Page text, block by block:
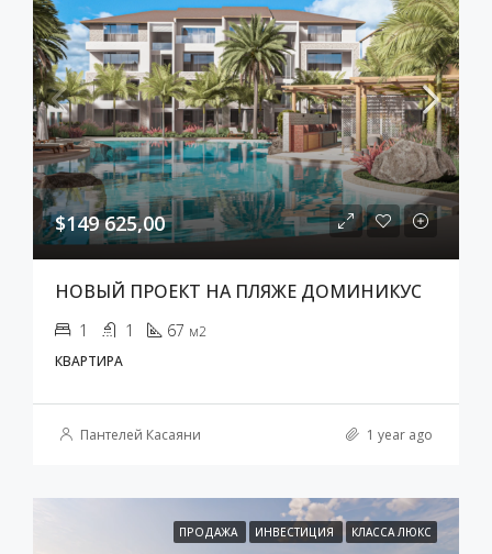
$149 625,00
НОВЫЙ ПРОЕКТ НА ПЛЯЖЕ ДОМИНИКУС
1 1 67 м2
КВАРТИРА
Пантелей Касаяни 1 year ago
ПРОДАЖА ИНВЕСТИЦИЯ КЛАССА ЛЮКС